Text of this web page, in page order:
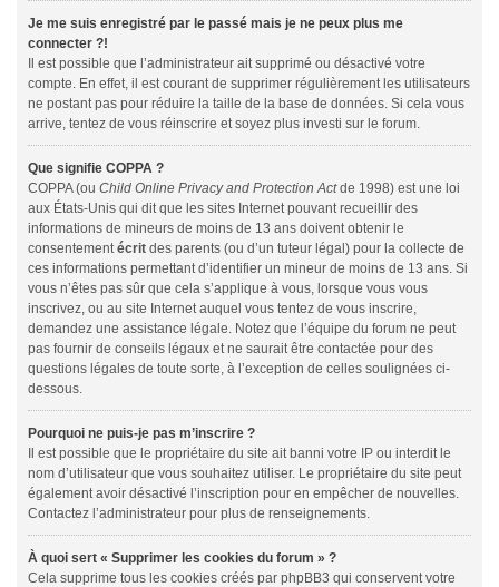
Je me suis enregistré par le passé mais je ne peux plus me
connecter ?!
Il est possible que l’administrateur ait supprimé ou désactivé votre
compte. En effet, il est courant de supprimer régulièrement les utilisateurs
ne postant pas pour réduire la taille de la base de données. Si cela vous
arrive, tentez de vous réinscrire et soyez plus investi sur le forum.
Que signifie COPPA ?
COPPA (ou Child Online Privacy and Protection Actde 1998) est une loi
aux États-Unis qui dit que les sites Internet pouvant recueillir des
informations de mineurs de moins de 13 ans doivent obtenir le
consentementécrit des parents (ou d’un tuteur légal) pour la collecte de
ces informations permettant d’identifier un mineur de moins de 13 ans. Si
vous n’êtes pas sûr que cela s’applique à vous, lorsque vous vous
inscrivez, ou au site Internet auquel vous tentez de vous inscrire,
demandez une assistance légale. Notez que l’équipe du forum ne peut
pas fournir de conseils légaux et ne saurait être contactée pour des
questions légales de toute sorte, à l’exception de celles soulignées ci-
dessous.
Pourquoi ne puis-je pas m’inscrire ?
Il est possible que le propriétaire du site ait banni votre IP ou interdit le
nom d’utilisateur que vous souhaitez utiliser. Le propriétaire du site peut
également avoir désactivé l’inscription pour en empêcher de nouvelles.
Contactez l’administrateur pour plus de renseignements.
À quoi sert « Supprimer les cookies du forum » ?
Cela supprime tous les cookies créés par phpBB3 qui conservent votre